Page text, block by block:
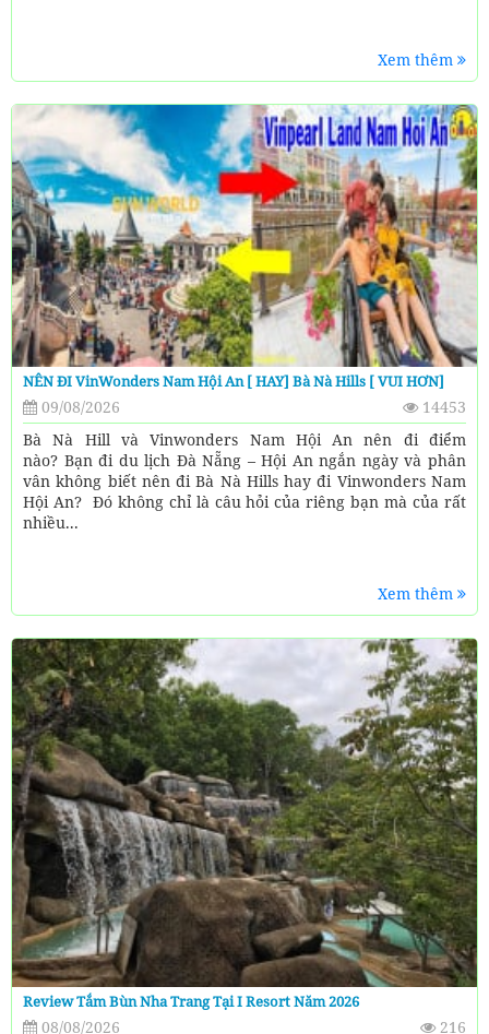
Xem thêm
NÊN ĐI VinWonders Nam Hội An [ HAY] Bà Nà Hills [ VUI HƠN]
09/08/2026
14453
Bà Nà Hill và Vinwonders Nam Hội An nên đi điểm
nào? Bạn đi du lịch Đà Nẵng – Hội An ngắn ngày và phân
vân không biết nên đi Bà Nà Hills hay đi Vinwonders Nam
Hội An? Đó không chỉ là câu hỏi của riêng bạn mà của rất
nhiều...
Xem thêm
Review Tắm Bùn Nha Trang Tại I Resort Năm 2026
08/08/2026 216